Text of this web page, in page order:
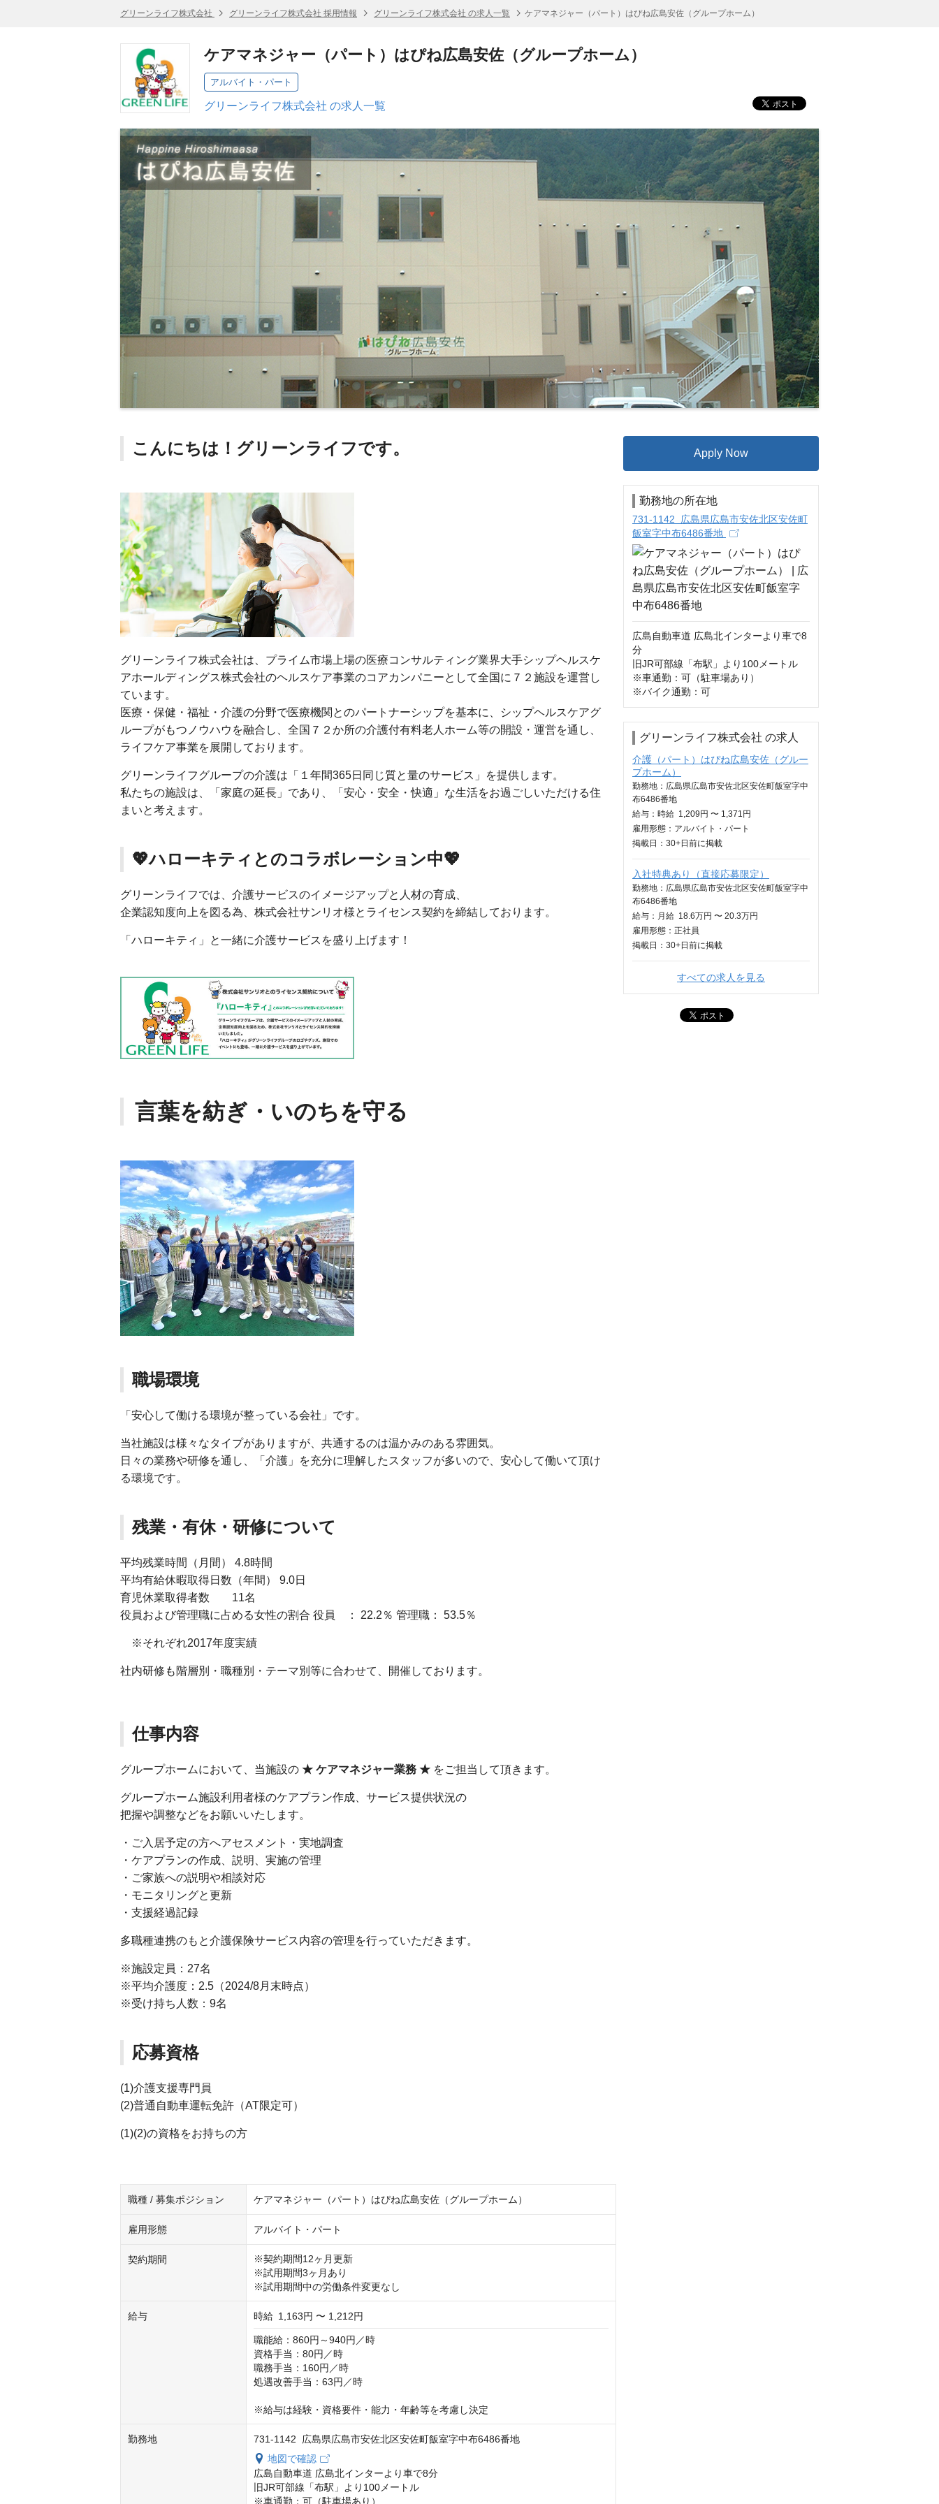
グリーンライフ株式会社 グリーンライフ株式会社 採用情報 グリーンライフ株式会社 の求人一覧 ケアマネジャー（パート）はぴね広島安佐（グループホーム）
ケアマネジャー（パート）はぴね広島安佐（グループホーム）
アルバイト・パート
グリーンライフ株式会社 の求人一覧
こんにちは！グリーンライフです。
グリーンライフ株式会社は、プライム市場上場の医療コンサルティング業界大手シップヘルスケ
アホールディングス株式会社のヘルスケア事業のコアカンパニーとして全国に７２施設を運営し
ています。
医療・保健・福祉・介護の分野で医療機関とのパートナーシップを基本に、シップヘルスケアグ
ループがもつノウハウを融合し、全国７２か所の介護付有料老人ホーム等の開設・運営を通し、
ライフケア事業を展開しております。
グリーンライフグループの介護は「１年間365日同じ質と量のサービス」を提供します。
私たちの施設は、「家庭の延長」であり、「安心・安全・快適」な生活をお過ごしいただける住
まいと考えます。
💖ハローキティとのコラボレーション中💖
グリーンライフでは、介護サービスのイメージアップと人材の育成、
企業認知度向上を図る為、株式会社サンリオ様とライセンス契約を締結しております。
「ハローキティ」と一緒に介護サービスを盛り上げます！
言葉を紡ぎ・いのちを守る
職場環境
「安心して働ける環境が整っている会社」です。
当社施設は様々なタイプがありますが、共通するのは温かみのある雰囲気。
日々の業務や研修を通し、「介護」を充分に理解したスタッフが多いので、安心して働いて頂け
る環境です。
残業・有休・研修について
平均残業時間（月間） 4.8時間
平均有給休暇取得日数（年間） 9.0日
育児休業取得者数 11名
役員および管理職に占める女性の割合 役員 ： 22.2％ 管理職： 53.5％
※それぞれ2017年度実績
社内研修も階層別・職種別・テーマ別等に合わせて、開催しております。
仕事内容
グループホームにおいて、当施設の ★ ケアマネジャー業務 ★ をご担当して頂きます。
グループホーム施設利用者様のケアプラン作成、サービス提供状況の
把握や調整などをお願いいたします。
・ご入居予定の方へアセスメント・実地調査
・ケアプランの作成、説明、実施の管理
・ご家族への説明や相談対応
・モニタリングと更新
・支援経過記録
多職種連携のもと介護保険サービス内容の管理を行っていただきます。
※施設定員：27名
※平均介護度：2.5（2024/8月末時点）
※受け持ち人数：9名
応募資格
(1)介護支援専門員
(2)普通自動車運転免許（AT限定可）
(1)(2)の資格をお持ちの方
職種 / 募集ポジション ケアマネジャー（パート）はぴね広島安佐（グループホーム）
雇用形態 アルバイト・パート
契約期間
※契約期間12ヶ月更新
※試用期間3ヶ月あり
※試用期間中の労働条件変更なし
給与 時給 1,163円 〜 1,212円
職能給：860円～940円／時
資格手当：80円／時
職務手当：160円／時
処遇改善手当：63円／時
※給与は経験・資格要件・能力・年齢等を考慮し決定
勤務地
731-1142 広島県広島市安佐北区安佐町飯室字中布6486番地
地図で確認
広島自動車道 広島北インターより車で8分
旧JR可部線「布駅」より100メートル
※車通勤：可（駐車場あり）
Apply Now
勤務地の所在地
731-1142 広島県広島市安佐北区安佐町
飯室字中布6486番地
広島自動車道 広島北インターより車で8
分
旧JR可部線「布駅」より100メートル
※車通勤：可（駐車場あり）
※バイク通勤：可
グリーンライフ株式会社 の求人
介護（パート）はぴね広島安佐（グルー
プホーム）
勤務地：広島県広島市安佐北区安佐町飯室字中
布6486番地
給与： 時給 1,209円 〜 1,371円
雇用形態：アルバイト・パート
掲載日： 30+日 前に掲載
入社特典あり（直接応募限定）
勤務地：広島県広島市安佐北区安佐町飯室字中
布6486番地
給与： 月給 18.6万円 〜 20.3万円
雇用形態：正社員
掲載日： 30+日 前に掲載
すべての求人を見る